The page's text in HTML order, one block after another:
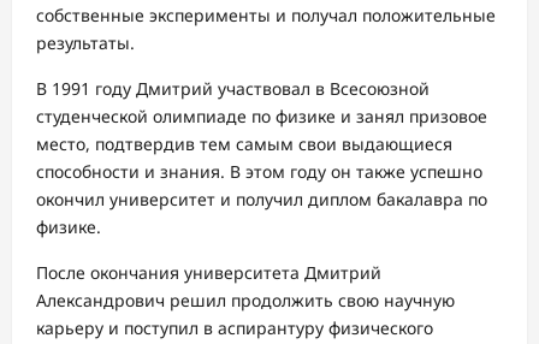
собственные эксперименты и получал положительные
результаты.
В 1991 году Дмитрий участвовал в Всесоюзной
студенческой олимпиаде по физике и занял призовое
место, подтвердив тем самым свои выдающиеся
способности и знания. В этом году он также успешно
окончил университет и получил диплом бакалавра по
физике.
После окончания университета Дмитрий
Александрович решил продолжить свою научную
карьеру и поступил в аспирантуру физического